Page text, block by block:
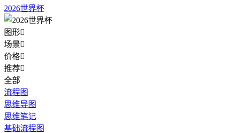
2026世界杯
图形
场景
价格
推荐
全部
流程图
思维导图
思维笔记
基础流程图